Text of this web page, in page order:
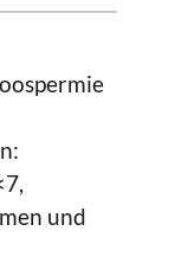
und